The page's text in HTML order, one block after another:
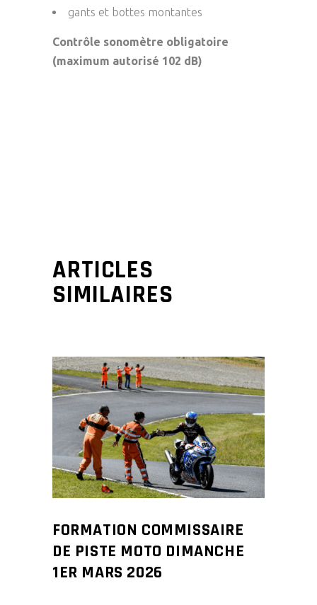
gants et bottes montantes
Contrôle sonomètre obligatoire
(maximum autorisé 102 dB)
ARTICLES
SIMILAIRES
FORMATION COMMISSAIRE
DE PISTE MOTO DIMANCHE
1ER MARS 2026